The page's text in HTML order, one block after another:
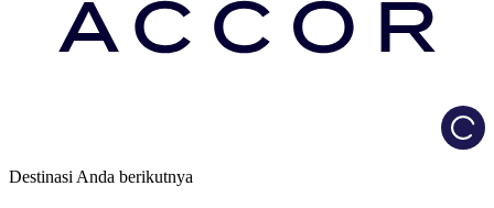
Destinasi Anda berikutnya